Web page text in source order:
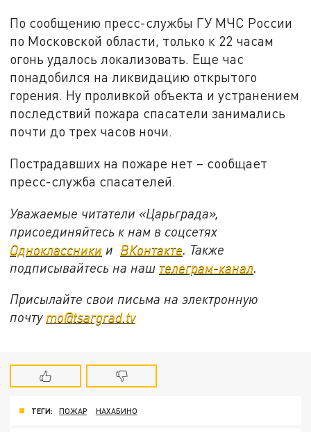
По сообщению пресс-службы ГУ МЧС России
по Московской области, только к 22 часам
огонь удалось локализовать. Еще час
понадобился на ликвидацию открытого
горения. Ну проливкой объекта и устранением
последствий пожара спасатели занимались
почти до трех часов ночи.
Пострадавших на пожаре нет – сообщает
пресс-служба спасателей.
Уважаемые читатели «Царьграда»,
присоединяйтесь к нам в соцсетях
Одноклассники и ВКонтакте . Также
подписывайтесь на наш телеграм-канал
Присылайте свои письма на электронную
почту mo@tsargrad.tv
ТЕГИ: ПОЖАР НАХАБИНО